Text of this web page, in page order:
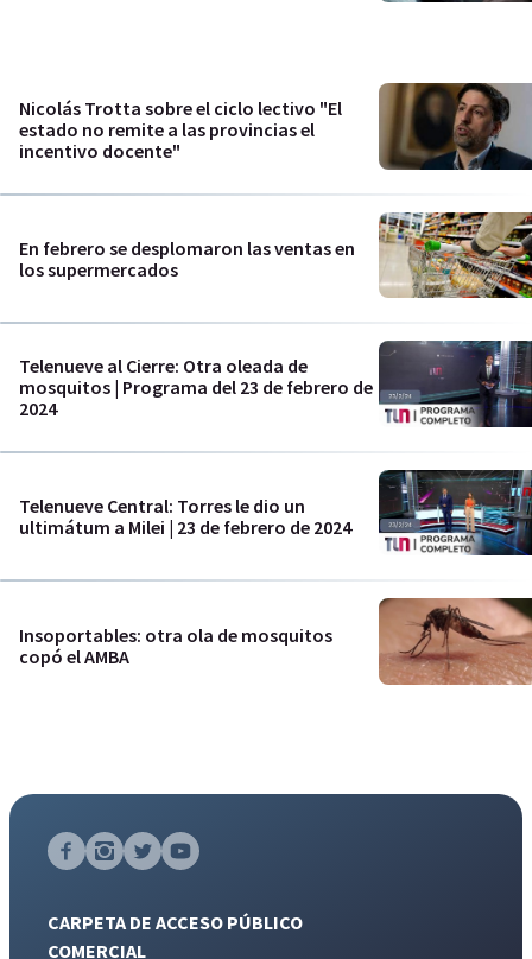
Nicolás Trotta sobre el ciclo lectivo "El
estado no remite a las provincias el
incentivo docente"
En febrero se desplomaron las ventas en
los supermercados
Telenueve al Cierre: Otra oleada de
mosquitos | Programa del 23 de febrero de
2024
Telenueve Central: Torres le dio un
ultimátum a Milei | 23 de febrero de 2024
Insoportables: otra ola de mosquitos
copó el AMBA
CARPETA DE ACCESO PÚBLICO
COMERCIAL